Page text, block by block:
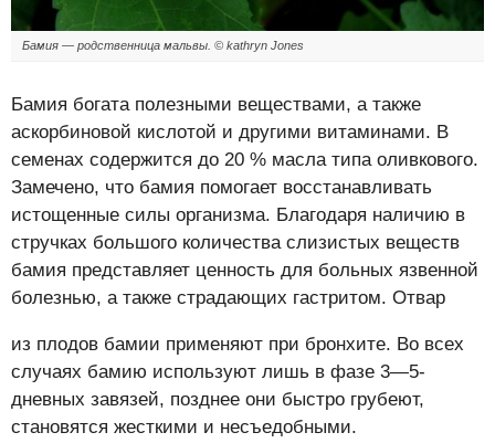
Бамия — родственница мальвы. © kathryn Jones
Бамия богата полезными веществами, а также
аскорбиновой кислотой и другими витаминами. В
семенах содержится до 20 % масла типа оливкового.
Замечено, что бамия помогает восстанавливать
истощенные силы организма. Благодаря наличию в
стручках большого количества слизистых веществ
бамия представляет ценность для больных язвенной
болезнью, а также страдающих гастритом. Отвар
из плодов бамии применяют при бронхите. Во всех
случаях бамию используют лишь в фазе 3—5-
дневных завязей, позднее они быстро грубеют,
становятся жесткими и несъедобными.